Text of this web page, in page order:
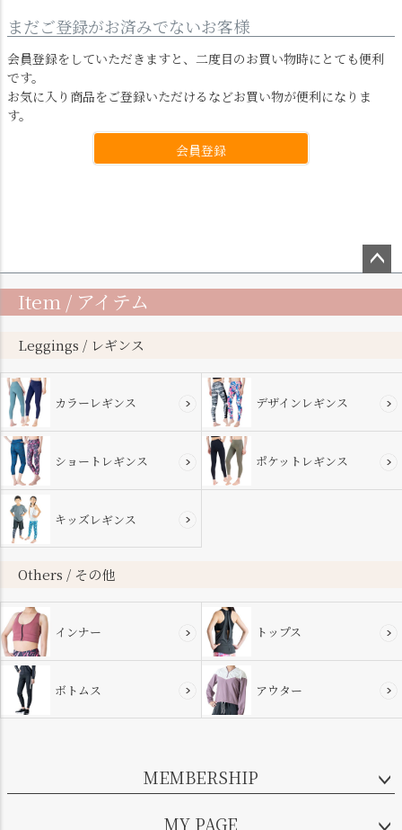
まだご登録がお済みでないお客様
会員登録をしていただきますと、二度目のお買い物時にとても便利
です。
お気に入り商品をご登録いただけるなどお買い物が便利になりま
す。
会員登録
ップ
Item / アイテム
Leggings / レギンス
カラーレギンス デザインレギンス
ショートレギンス ポケットレギンス
キッズレギンス
Others / その他
インナー トップス
ボトムス アウター
MEMBERSHIP
MY PAGE